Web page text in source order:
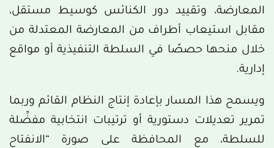
المعارضة، وتقييد دور الكنائس كوسيط مستقل،
مقابل استيعاب أطراف من المعارضة المعتدلة من
خلال منحها حصصًا في السلطة التنفيذية أو مواقع
إدارية.
ويسمح هذا المسار بإعادة إنتاج النظام القائم وربما
تمرير تعديلات دستورية أو ترتيبات انتخابية مفضِّلة
للسلطة، مع المحافظة على صورة “الانفتاح